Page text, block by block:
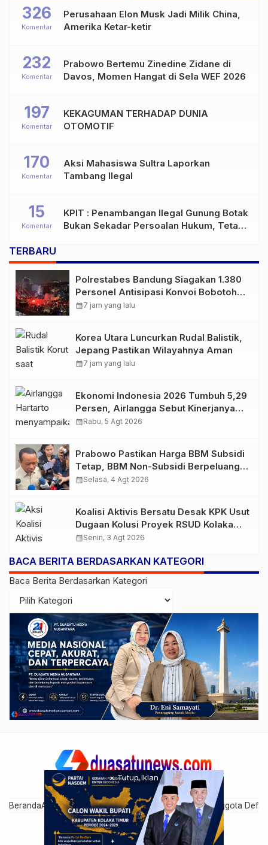
Perusahaan Elon Musk Jadi Milik China,
Amerika Ketar-ketir
326
Komentar
Prabowo Bertemu Zinedine Zidane di
Davos, Momen Hangat di Sela WEF 2026
232
Komentar
KEKAGUMAN TERHADAP DUNIA
OTOMOTIF
197
Komentar
Aksi Mahasiswa Sultra Laporkan
Tambang Ilegal
170
Komentar
KPIT : Penambangan Ilegal Gunung Botak
Bukan Sekadar Persoalan Hukum, Tetapi
15
Komentar
TERBARU
Polrestabes Bandung Siagakan 1.380
Personel Antisipasi Konvoi Bobotoh
Usai Final Piala Presiden
calendar_month7 jam yang lalu
Korea Utara Luncurkan Rudal Balistik,
Jepang Pastikan Wilayahnya Aman
calendar_month7 jam yang lalu
Ekonomi Indonesia 2026 Tumbuh 5,29
Persen, Airlangga Sebut Kinerjanya
Lampaui Rata-Rata Global
calendar_monthRabu, 5 Agt 2026
Prabowo Pastikan Harga BBM Subsidi
Tetap, BBM Non-Subsidi Berpeluang
Turun
calendar_monthSelasa, 4 Agt 2026
Koalisi Aktivis Bersatu Desak KPK Usut
Dugaan Kolusi Proyek RSUD Kolaka
Timur, Sejumlah Pejabat dan PT
Diperiksa
calendar_monthSenin, 3 Agt 2026
BACA BERITA BERDASARKAN KATEGORI
Baca Berita Berdasarkan Kategori
BerandaArtikel AnggotaCari AnggotaDisclaimerGrup Anggota
× Tutup Iklan